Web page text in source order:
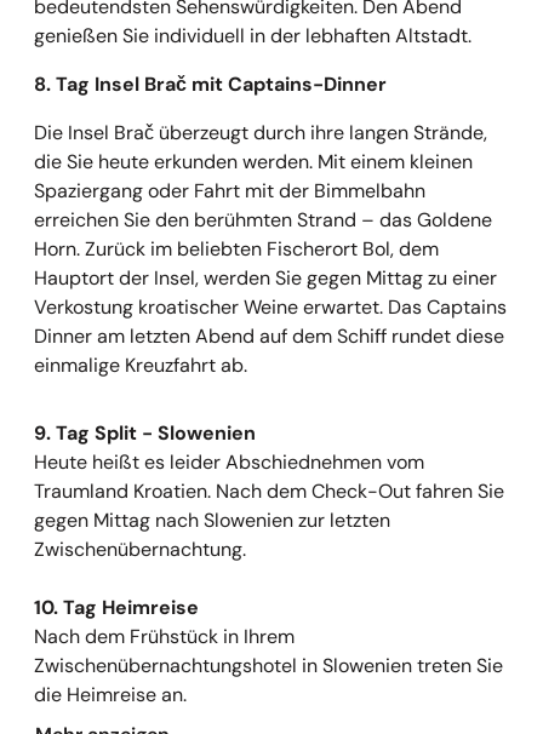
bedeutendsten Sehenswürdigkeiten. Den Abend
genießen Sie individuell in der lebhaften Altstadt.
8. Tag Insel Brač mit Captains-Dinner
Die Insel Brač überzeugt durch ihre langen Strände,
die Sie heute erkunden werden. Mit einem kleinen
Spaziergang oder Fahrt mit der Bimmelbahn
erreichen Sie den berühmten Strand – das Goldene
Horn. Zurück im beliebten Fischerort Bol, dem
Hauptort der Insel, werden Sie gegen Mittag zu einer
Verkostung kroatischer Weine erwartet. Das Captains
Dinner am letzten Abend auf dem Schiff rundet diese
einmalige Kreuzfahrt ab.
9. Tag Split - Slowenien
Heute heißt es leider Abschiednehmen vom
Traumland Kroatien. Nach dem Check-Out fahren Sie
gegen Mittag nach Slowenien zur letzten
Zwischenübernachtung.
10. Tag Heimreise
Nach dem Frühstück in Ihrem
Zwischenübernachtungshotel in Slowenien treten Sie
die Heimreise an.